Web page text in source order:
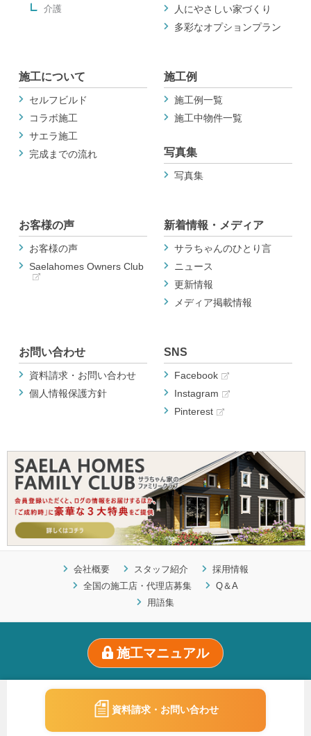
資料請求・お問い合わせ
介護
人にやさしい家づくり
多彩なオプションプラン
施工について
セルフビルド
コラボ施工
サエラ施工
完成までの流れ
施工例
施工例一覧
施工中物件一覧
写真集
写真集
お客様の声
お客様の声
Saelahomes Owners Club
新着情報・メディア
サラちゃんのひとり言
ニュース
更新情報
メディア掲載情報
お問い合わせ
資料請求・お問い合わせ
個人情報保護方針
SNS
Facebook
Instagram
Pinterest
会社概要 スタッフ紹介
採用情報
全国の施工店・代理店募集
Q＆A
用語集
施工マニュアル